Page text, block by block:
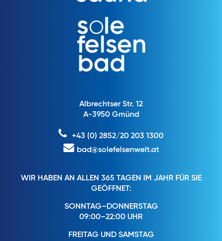
Albrechtser Str. 12
A-3950 Gmünd
+43 (0) 2852/20 203 1300
bad@solefelsenwelt.at
WIR HABEN AN ALLEN 365 TAGEN IM JAHR FÜR SIE
GEÖFFNET:
SONNTAG–DONNERSTAG
09:00–22:00 UHR
FREITAG UND SAMSTAG